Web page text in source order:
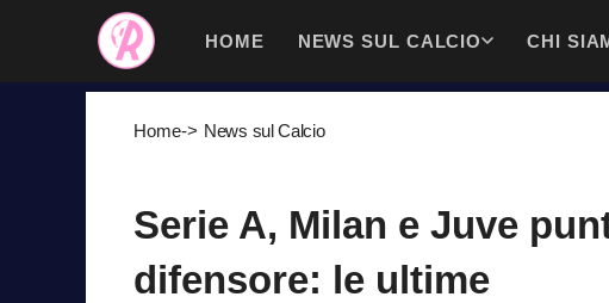
contenuto
HOME NEWS SUL CALCIO CHI
Home-> News sul Calcio
Serie A, Milan e Juve
difensore: le ultime